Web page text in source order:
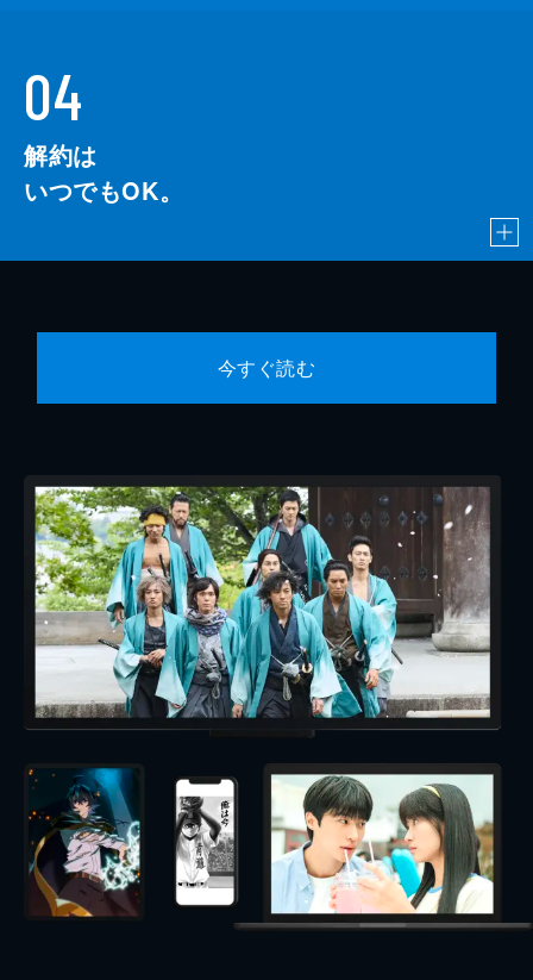
04
解約は
いつでもOK。
今すぐ読む